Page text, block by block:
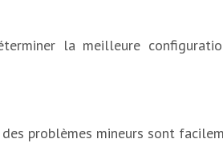
la meilleure
problèmes mineurs sont